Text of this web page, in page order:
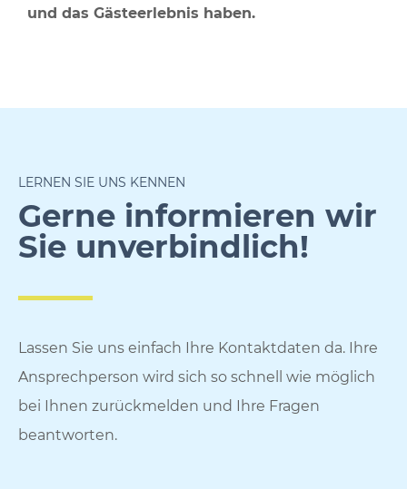
und das Gästeerlebnis haben.
LERNEN SIE UNS KENNEN
Gerne informieren wir
Sie unverbindlich!
Lassen Sie uns einfach Ihre Kontaktdaten da. Ihre
Ansprechperson wird sich so schnell wie möglich
bei Ihnen zurückmelden und Ihre Fragen
beantworten.